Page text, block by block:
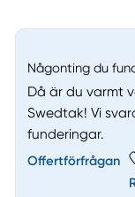
Någonting du
Då är du varmt
Swedtak! Vi
funderingar.
Offertförfrågan